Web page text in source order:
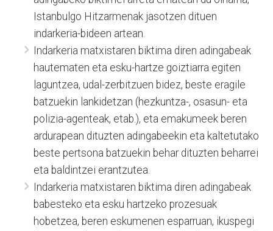
Istanbulgo Hitzarmenak jasotzen dituen
indarkeria-bideen artean.
Indarkeria matxistaren biktima diren adingabeak
hautematen eta esku-hartze goiztiarra egiten
laguntzea, udal-zerbitzuen bidez, beste eragile
batzuekin lankidetzan (hezkuntza-, osasun- eta
polizia-agenteak, etab.), eta emakumeek beren
ardurapean dituzten adingabeekin eta kaltetutako
beste pertsona batzuekin behar dituzten beharrei
eta baldintzei erantzutea.
Indarkeria matxistaren biktima diren adingabeak
babesteko eta esku hartzeko prozesuak
hobetzea, beren eskumenen esparruan, ikuspegi